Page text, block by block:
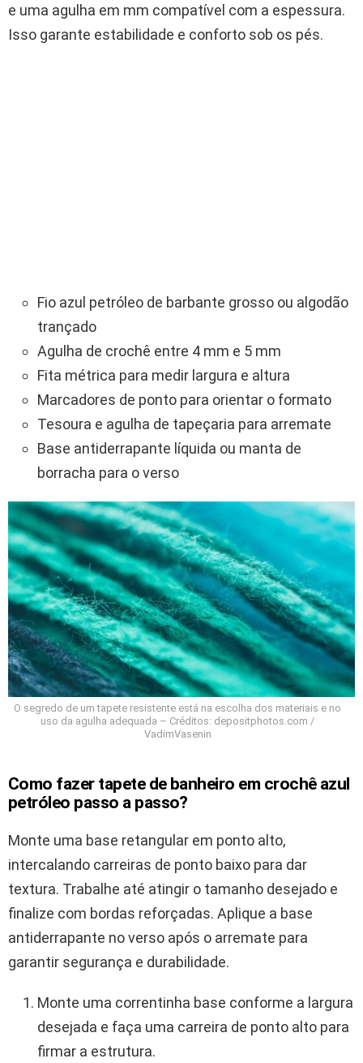
e uma agulha em mm compatível com a espessura.
Isso garante estabilidade e conforto sob os pés.
Fio azul petróleo de barbante grosso ou algodão
trançado
Agulha de crochê entre 4 mm e 5 mm
Fita métrica para medir largura e altura
Marcadores de ponto para orientar o formato
Tesoura e agulha de tapeçaria para arremate
Base antiderrapante líquida ou manta de
borracha para o verso
O segredo de um tapete resistente está na escolha dos materiais e no
uso da agulha adequada – Créditos: depositphotos.com /
VadimVasenin
Como fazer tapete de banheiro em crochê azul
petróleo passo a passo?
Monte uma base retangular em ponto alto,
intercalando carreiras de ponto baixo para dar
textura. Trabalhe até atingir o tamanho desejado e
finalize com bordas reforçadas. Aplique a base
antiderrapante no verso após o arremate para
garantir segurança e durabilidade.
Monte uma correntinha base conforme a largura
desejada e faça uma carreira de ponto alto para
firmar a estrutura.